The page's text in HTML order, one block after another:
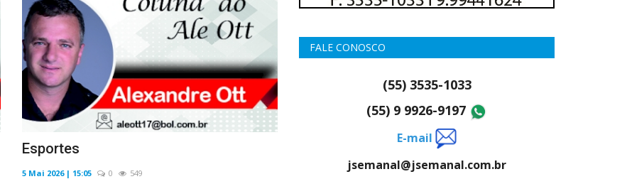
Esportes
5 Mai 2026 | 15:05 0 549
FALE CONOSCO
(55) 3535-1033
(55) 9 9926-9197
E-mail
jsemanal@jsemanal.com.br